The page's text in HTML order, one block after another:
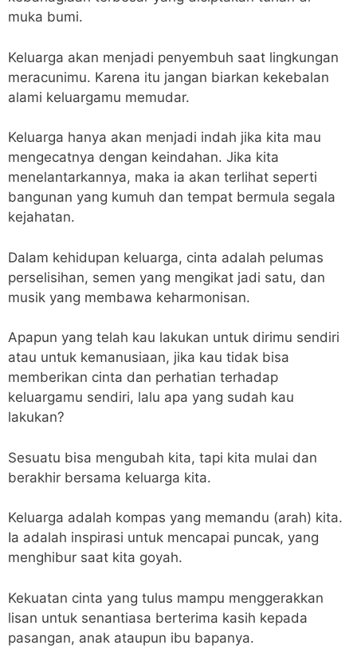
muka bumi.
Keluarga akan menjadi penyembuh saat lingkungan
meracunimu. Karena itu jangan biarkan kekebalan
alami keluargamu memudar.
Keluarga hanya akan menjadi indah jika kita mau
mengecatnya dengan keindahan. Jika kita
menelantarkannya, maka ia akan terlihat seperti
bangunan yang kumuh dan tempat bermula segala
kejahatan.
Dalam kehidupan keluarga, cinta adalah pelumas
perselisihan, semen yang mengikat jadi satu, dan
musik yang membawa keharmonisan.
Apapun yang telah kau lakukan untuk dirimu sendiri
atau untuk kemanusiaan, jika kau tidak bisa
memberikan cinta dan perhatian terhadap
keluargamu sendiri, lalu apa yang sudah kau
lakukan?
Sesuatu bisa mengubah kita, tapi kita mulai dan
berakhir bersama keluarga kita.
Keluarga adalah kompas yang memandu (arah) kita.
Ia adalah inspirasi untuk mencapai puncak, yang
menghibur saat kita goyah.
Kekuatan cinta yang tulus mampu menggerakkan
lisan untuk senantiasa berterima kasih kepada
pasangan, anak ataupun ibu bapanya.